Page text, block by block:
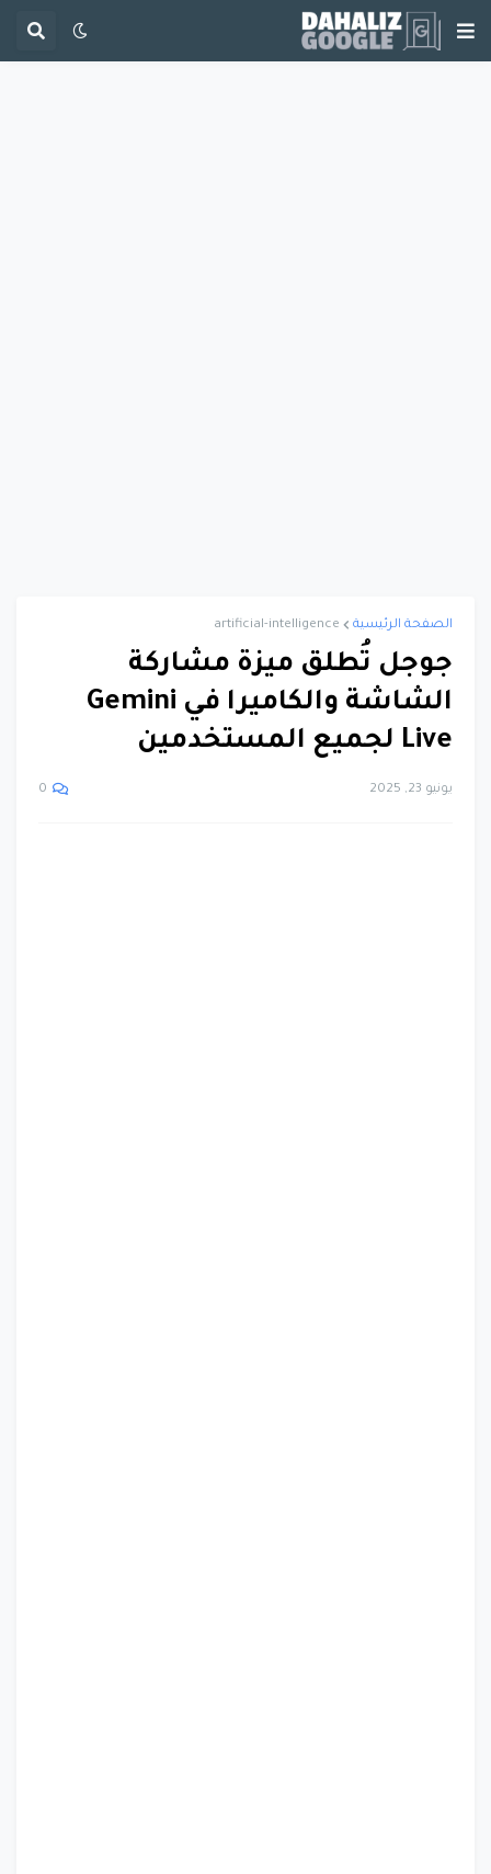
الصفحة الرئيسية artificial-intelligence
جوجل تُطلق ميزة مشاركة
الشاشة والكاميرا في Gemini
Live لجميع المستخدمين
يونيو 23, 2025 0